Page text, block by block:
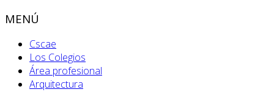
MENÚ
Cscae
Los Colegios
Área profesional
Arquitectura